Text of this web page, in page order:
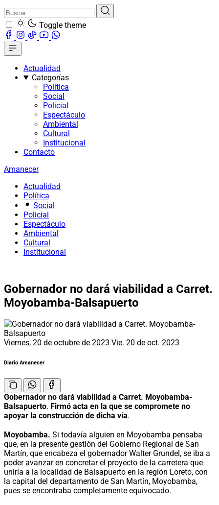
Toggle theme
Actualidad
Categorías
Política
Social
Policial
Espectáculo
Ambiental
Cultural
Institucional
Contacto
Amanecer
Actualidad
Política
Social
Policial
Espectáculo
Ambiental
Cultural
Institucional
Gobernador no dará viabilidad a Carret.
Moyobamba-Balsapuerto
Viernes, 20 de octubre de 2023 Vie. 20 de oct. 2023
Diario Amanecer
Gobernador no dará viabilidad a Carret. Moyobamba-
Balsapuerto. Firmó acta en la que se compromete no
apoyar la construcción de dicha vía.
Moyobamba. Si todavía alguien en Moyobamba pensaba
que, en la presente gestión del Gobierno Regional de San
Martín, que encabeza el gobernador Walter Grundel, se iba a
poder avanzar en concretar el proyecto de la carretera que
uniría a la localidad de Balsapuerto en la región Loreto, con
la capital del departamento de San Martín, Moyobamba,
pues se encontraba completamente equivocado.